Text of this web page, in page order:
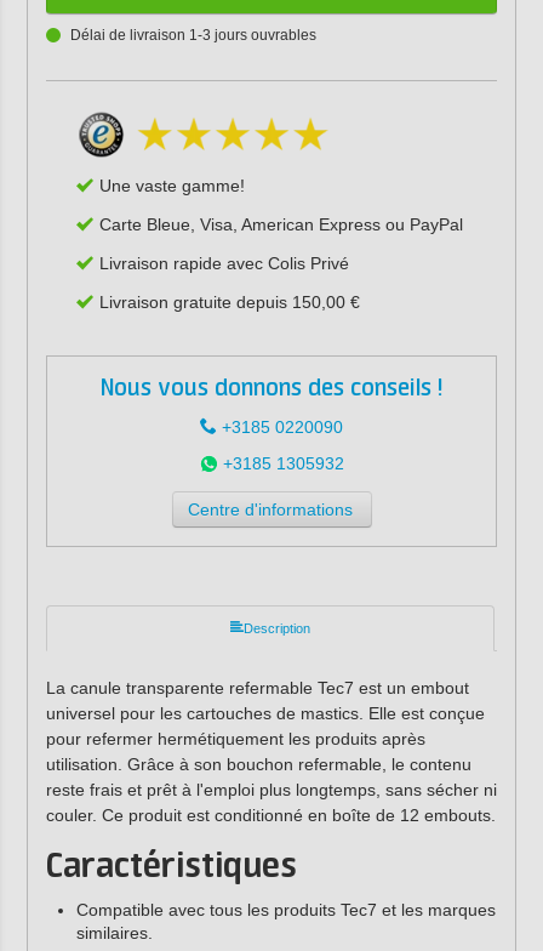
Délai de livraison 1-3 jours ouvrables
Une vaste gamme!
Carte Bleue, Visa, American Express ou PayPal
Livraison rapide avec Colis Privé
Livraison gratuite depuis 150,00 €
Nous vous donnons des conseils !
+3185 0220090
+3185 1305932
Centre d'informations
Description
La canule transparente refermable Tec7 est un embout
universel pour les cartouches de mastics. Elle est conçue
pour refermer hermétiquement les produits après
utilisation. Grâce à son bouchon refermable, le contenu
reste frais et prêt à l'emploi plus longtemps, sans sécher ni
couler. Ce produit est conditionné en boîte de 12 embouts.
Caractéristiques
Compatible avec tous les produits Tec7 et les marques
similaires.